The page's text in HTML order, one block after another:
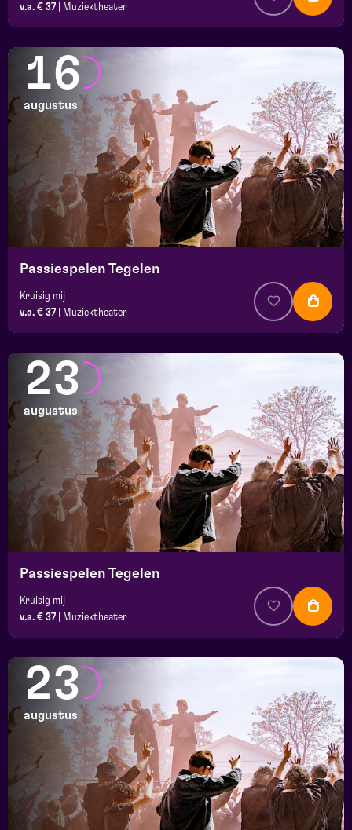
v.a. € 37
Muziektheater
16
augustus
Passiespelen Tegelen
Kruisig mij
v.a. € 37
Muziektheater
23
augustus
Passiespelen Tegelen
Kruisig mij
v.a. € 37
Muziektheater
23
augustus